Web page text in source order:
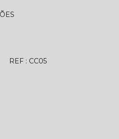
REF : CC05